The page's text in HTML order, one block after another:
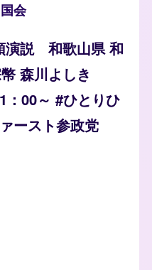
会
演説 和歌山県 和
森川よしき
：00～ #ひとりひ
ースト参政党